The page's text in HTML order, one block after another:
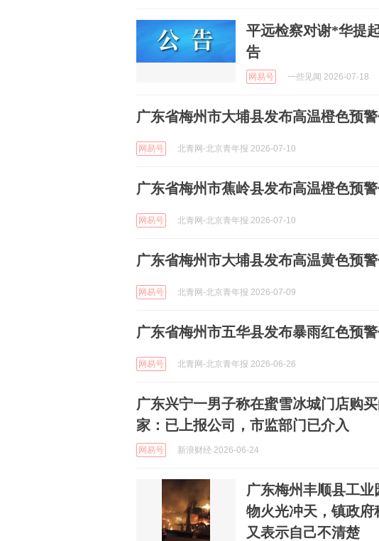
平远检察对谢*华提
告
网易号 一些见闻 2026-07-18
广东省梅州市大埔县发布高温橙色预
网易号 北青网-北京青年报 2026-07-10
广东省梅州市蕉岭县发布高温橙色预
网易号 北青网-北京青年报 2026-07-10
广东省梅州市大埔县发布高温黄色预
网易号 北青网-北京青年报 2026-07-09
广东省梅州市五华县发布暴雨红色预
网易号 北青网-北京青年报 2026-06-26
广东兴宁一男子称在蜜雪冰城门店购
家：已上报公司，市监部门已介入
网易号 新浪财经 2026-06-24
广东梅州丰顺县工
物火光冲天，镇政
又表示自己不清楚